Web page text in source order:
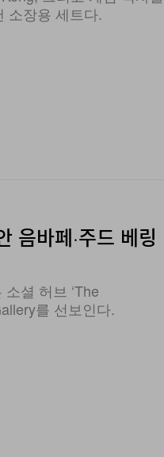
소장용 세트다.
음바페·주드 베링
셜 허브 ‘The
를 선보인다.